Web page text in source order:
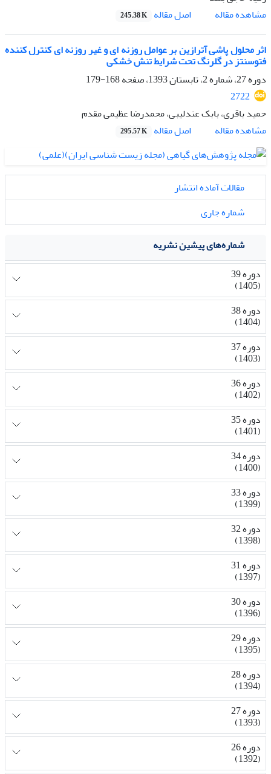
مشاهده مقاله
اصل مقاله 245.38 K
اثر محلول پاشی آترازین بر عوامل روزنه ای و غیر روزنه ای کنترل کننده
فتوسنتز در گلرنگ تحت شرایط تنش خشکی
دوره 27، شماره 2، تابستان 1393، صفحه
168-179
2722
حمید باقری، بابک عندلیبی، محمدرضا عظیمی مقدم
مشاهده مقاله
اصل مقاله 295.57 K
مقالات آماده انتشار
شماره جاری
شماره‌های پیشین نشریه
دوره 39
(1405)
دوره 38
(1404)
دوره 37
(1403)
دوره 36
(1402)
دوره 35
(1401)
دوره 34
(1400)
دوره 33
(1399)
دوره 32
(1398)
دوره 31
(1397)
دوره 30
(1396)
دوره 29
(1395)
دوره 28
(1394)
دوره 27
(1393)
دوره 26
(1392)